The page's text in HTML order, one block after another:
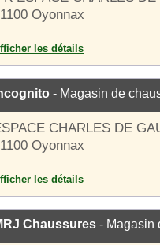
Oyonnax
les détails
- Magasin de
CHARLES DE
Oyonnax
les détails
Chaussures - Magasin